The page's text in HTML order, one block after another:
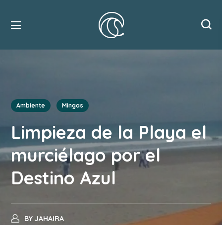
Ambiente Mingas
Limpieza de la Playa el
murciélago por el
Destino Azul
BY JAHAIRA